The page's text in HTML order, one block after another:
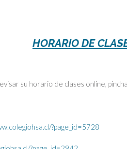
HORARIO DE
su horario de clases online,
?page_id=5728